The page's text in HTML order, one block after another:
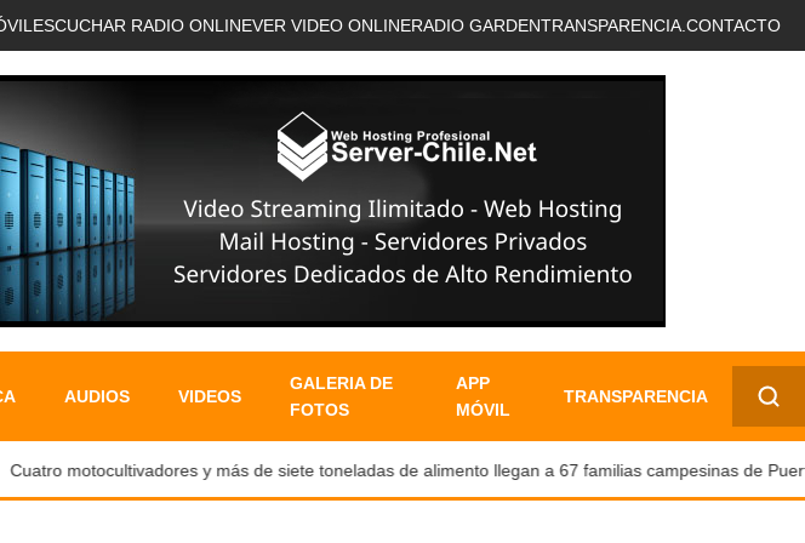
ESCUCHAR RADIO ONLINEVER VIDEO ONLINERADIO GARDENTRANSPARENCIA. CONTACTO
AUDIOS VIDEOS
GALERIA DE
FOTOS
APP
MÓVIL
TRANSPARENCIA
✕
motocultivadores y más de siete toneladas de alimento llegan a 67 familias campesinas de Puerto